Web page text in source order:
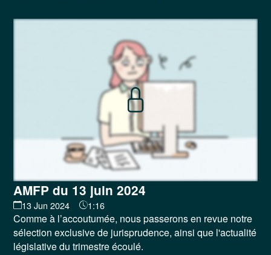
AMFP du 13 juin 2024
13 Jun 2024 1:16
Comme à l’accoutumée, nous passerons en revue notre
sélection exclusive de jurisprudence, ainsi que l'actualité
législative du trimestre écoulé.